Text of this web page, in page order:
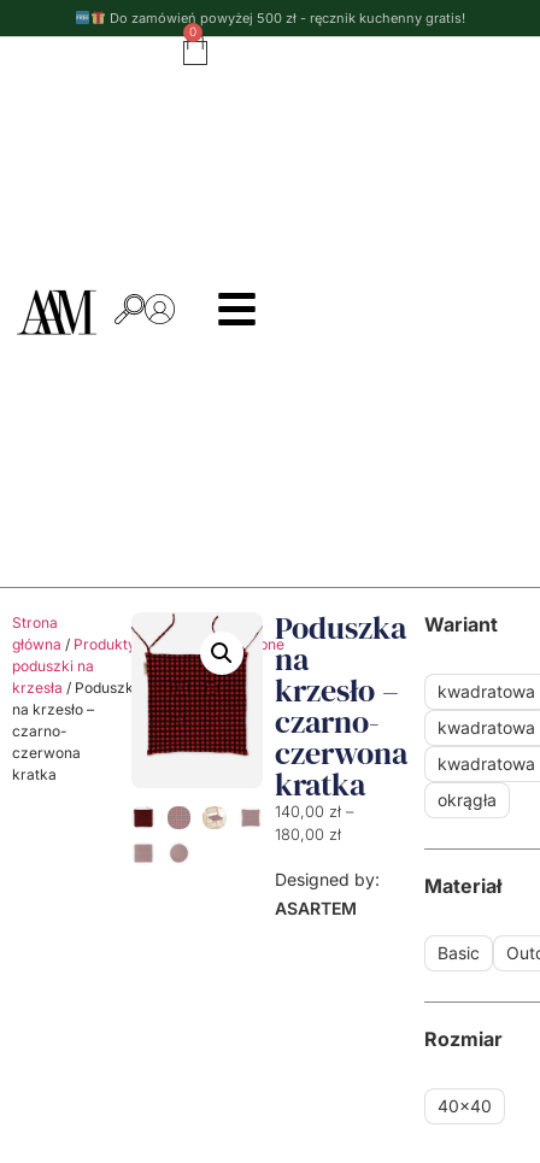
Do zamówień powyżej 500 zł - ręcznik kuchenny gratis!
0
Strona
główna / Produkty /Poduszki /Ozdobne
poduszki na
krzesła / Poduszka
na krzesło –
czarno-
czerwona
kratka
Poduszka
na
krzesło –
czarno-
czerwona
kratka
140,00 zł –
180,00 zł
Designed by:
ASARTEM
Wariant
kwadratowa
kwadratowa
kwadratowa
okrągła
Materiał
Basic
Rozmiar
40x40